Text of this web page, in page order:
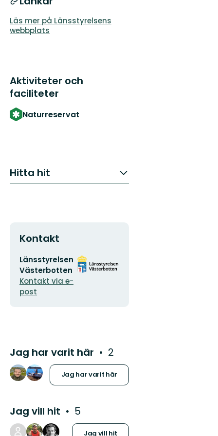
Läs mer på Länsstyrelsens
webbplats
Aktiviteter och
faciliteter
Naturreservat
Hitta hit
Kontakt
E-
postadress
Länsstyrelsen
Västerbotten
Kontakt via e-
post
Organisationens
logotyp
Jag har varit här 2
Jag har varit här
Jag vill hit 5
Jag vill hit